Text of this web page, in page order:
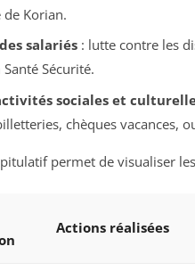
Korian.
salariés: lutte contre les
Sécurité.
sociales et
chèques vacances,
permet de visualiser
Actions réalisées